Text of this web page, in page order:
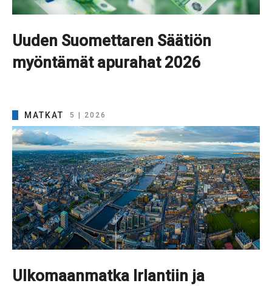
Uuden Suomettaren Säätiön
myöntämät apurahat 2026
MATKAT 5 | 2026
Ulkomaanmatka Irlantiin ja